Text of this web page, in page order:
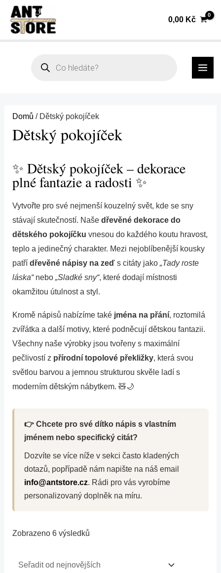
Přeskočit
obsah
0,00 Kč
Domů / Dětský pokojíček
Dětský pokojíček
✨ Dětský pokojíček – dekorace
plné fantazie a radosti ✨
Vytvořte pro své nejmenší kouzelný svět, kde se sny
stávají skutečností. Naše dřevěné dekorace do
dětského pokojíčku vnesou do každého koutu hravost,
teplo a jedinečný charakter. Mezi nejoblíbenější kousky
patří dřevěné nápisy na zeďs citáty jako „Tady roste
láska“nebo „Sladké sny“, které dodají místnosti
okamžitou útulnost a styl.
Kromě nápisů nabízíme také jména na přání, roztomilá
zvířátka a další motivy, které podněcují dětskou fantazii.
Všechny naše výrobky jsou tvořeny s maximální
pečlivostí z přírodní topolové překližky, která svou
světlou barvou a jemnou strukturou skvěle ladí s
moderním dětským nábytkem. 🧸🌙
👉 Chcete pro své dítko nápis s vlastním
jménem nebo specifický citát?
Dozvíte se více níže v sekci často kladených
dotazů, popřípadě nám napište na náš email
info@antstore.cz. Rádi pro vás vyrobíme
personalizovaný doplněk na míru.
Zobrazeno 6 výsledků